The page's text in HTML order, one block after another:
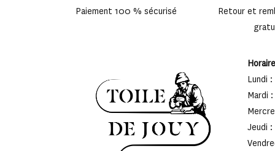
Paiement 100 % sécurisé
Retour et
Lundi
Mardi :
Jeudi :